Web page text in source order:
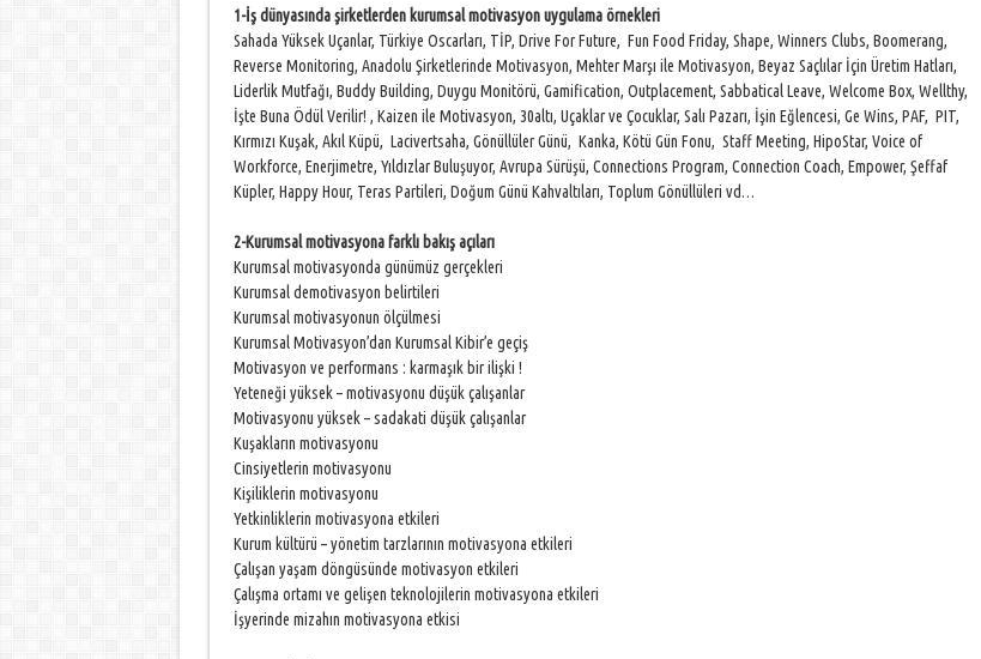
1-İş dünyasında şirketlerden kurumsal motivasyon uygulama örnekleri
Sahada Yüksek Uçanlar, Türkiye Oscarları, TİP, Drive For Future, Fun Food Friday, Shape, Winners Clubs, Boomerang,
Reverse Monitoring, Anadolu Şirketlerinde Motivasyon, Mehter Marşı ile Motivasyon, Beyaz Saçlılar İçin Üretim Hatları,
Liderlik Mutfağı, Buddy Building, Duygu Monitörü, Gamification, Outplacement, Sabbatical Leave, Welcome Box, Wellthy,
İşte Buna Ödül Verilir! , Kaizen ile Motivasyon, 30altı, Uçaklar ve Çocuklar, Salı Pazarı, İşin Eğlencesi, Ge Wins, PAF, PIT,
Kırmızı Kuşak, Akıl Küpü, Lacivertsaha, Gönüllüler Günü, Kanka, Kötü Gün Fonu, Staff Meeting, HipoStar, Voice of
Workforce, Enerjimetre, Yıldızlar Buluşuyor, Avrupa Sürüşü, Connections Program, Connection Coach, Empower, Şeffaf
Küpler, Happy Hour, Teras Partileri, Doğum Günü Kahvaltıları, Toplum Gönüllüleri vd…
2-Kurumsal motivasyona farklı bakış açıları
Kurumsal motivasyonda günümüz gerçekleri
Kurumsal demotivasyon belirtileri
Kurumsal motivasyonun ölçülmesi
Kurumsal Motivasyon’dan Kurumsal Kibir’e geçiş
Motivasyon ve performans : karmaşık bir ilişki !
Yeteneği yüksek – motivasyonu düşük çalışanlar
Motivasyonu yüksek – sadakati düşük çalışanlar
Kuşakların motivasyonu
Cinsiyetlerin motivasyonu
Kişiliklerin motivasyonu
Yetkinliklerin motivasyona etkileri
Kurum kültürü – yönetim tarzlarının motivasyona etkileri
Çalışan yaşam döngüsünde motivasyon etkileri
Çalışma ortamı ve gelişen teknolojilerin motivasyona etkileri
İşyerinde mizahın motivasyona etkisi